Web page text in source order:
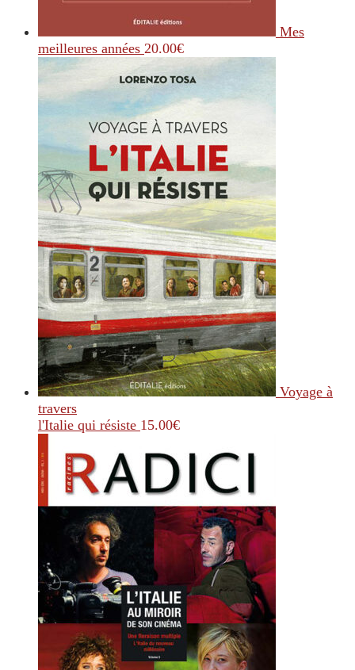
Mes
meilleures années 20.00€
Voyage à
travers
l'Italie qui résiste 15.00€